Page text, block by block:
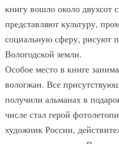
книгу вошло около двухсот
представляют культуру,
социальную сферу, рисуют
Вологодской земли.
Особое место в книге
вологжан. Все
получили альманах в
числе стал герой
художник России,